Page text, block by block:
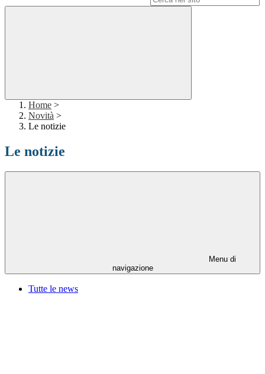
Home >
Novità >
Le notizie
Le notizie
Menu di
navigazione
Tutte le news